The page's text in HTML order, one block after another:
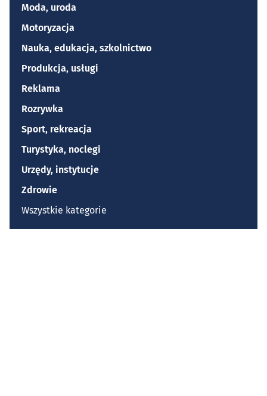
Moda, uroda
Motoryzacja
Nauka, edukacja, szkolnictwo
Produkcja, usługi
Reklama
Rozrywka
Sport, rekreacja
Turystyka, noclegi
Urzędy, instytucje
Zdrowie
Wszystkie kategorie